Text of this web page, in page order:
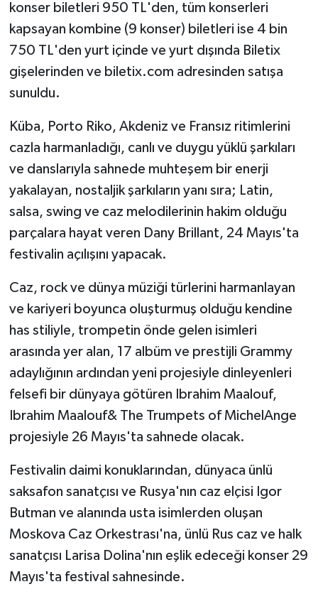
konser biletleri 950 TL'den, tüm konserleri
kapsayan kombine (9 konser) biletleri ise 4 bin
750 TL'den yurt içinde ve yurt dışında Biletix
gişelerinden ve biletix.com adresinden satışa
sunuldu.
Küba, Porto Riko, Akdeniz ve Fransız ritimlerini
cazla harmanladığı, canlı ve duygu yüklü şarkıları
ve danslarıyla sahnede muhteşem bir enerji
yakalayan, nostaljik şarkıların yanı sıra; Latin,
salsa, swing ve caz melodilerinin hakim olduğu
parçalara hayat veren Dany Brillant, 24 Mayıs'ta
festivalin açılışını yapacak.
Caz, rock ve dünya müziği türlerini harmanlayan
ve kariyeri boyunca oluşturmuş olduğu kendine
has stiliyle, trompetin önde gelen isimleri
arasında yer alan, 17 albüm ve prestijli Grammy
adaylığının ardından yeni projesiyle dinleyenleri
felsefi bir dünyaya götüren Ibrahim Maalouf,
Ibrahim Maalouf& The Trumpets of MichelAnge
projesiyle 26 Mayıs'ta sahnede olacak.
Festivalin daimi konuklarından, dünyaca ünlü
saksafon sanatçısı ve Rusya'nın caz elçisi Igor
Butman ve alanında usta isimlerden oluşan
Moskova Caz Orkestrası'na, ünlü Rus caz ve halk
sanatçısı Larisa Dolina'nın eşlik edeceği konser 29
Mayıs'ta festival sahnesinde.